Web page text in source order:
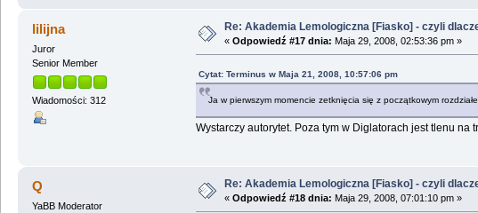
lilijna
Juror
Senior Member
Wiadomości: 312
Re: Akademia Lemologiczna [Fiasko] - czyli
« Odpowiedź #17 dnia: Maja 29, 2008, 02:53:36 pm »
Cytat: Terminus w Maja 21, 2008, 10:57:06 pm
Ja w pierwszym momencie zetknięcia się z początkowym
Wystarczy autorytet. Poza tym w Diglatorach jest tlenu na
Q
YaBB Moderator
Re: Akademia Lemologiczna [Fiasko] - czyli
« Odpowiedź #18 dnia: Maja 29, 2008, 07:01:10 pm »